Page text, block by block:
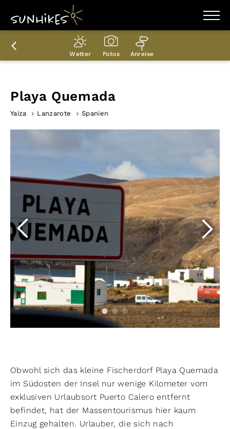
WANDERZIELE
WANDERUNGEN
ENTDECKEN
PLANER
Wetter Fotos Anreise
Playa Quemada
Yaiza Lanzarote Spanien
Obwohl sich das kleine Fischerdorf Playa Quemada
im Südosten der Insel nur wenige Kilometer vom
exklusiven Urlaubsort Puerto Calero entfernt
befindet, hat der Massentourismus hier kaum
Einzug gehalten. Urlauber, die sich nach